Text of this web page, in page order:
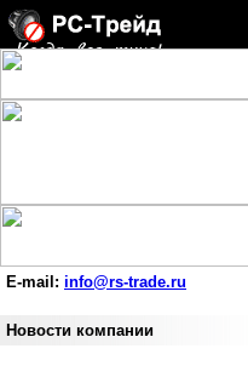
E-mail: info@rs-trade.ru
Новости компании